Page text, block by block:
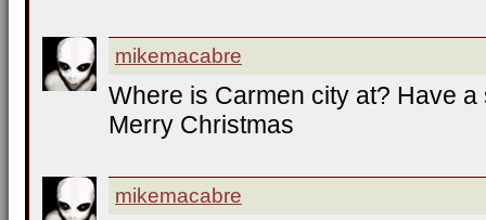
mikemacabre
Where is Carmen city at? Have
Merry Christmas
mikemacabre